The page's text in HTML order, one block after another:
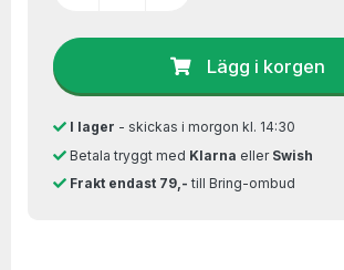
Lägg i korgen
I lager - skickas i morgon kl. 14:30
Betala tryggt med Klarna eller Swish
Frakt endast 79,- till Bring-ombud